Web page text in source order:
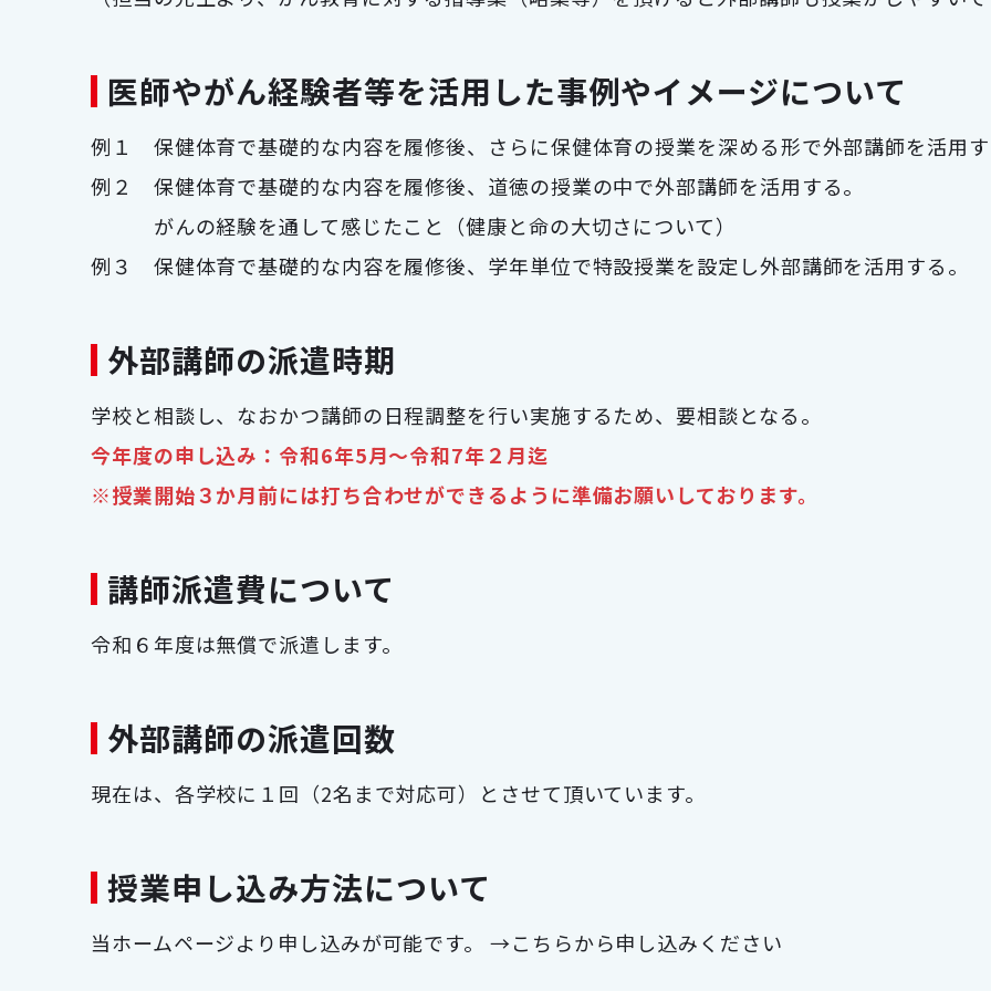
医師やがん経験者等を活用した事例やイメージについて
例１ 保健体育で基礎的な内容を履修後、さらに保健体育の授業を深める形で外部講師を活用
例２ 保健体育で基礎的な内容を履修後、道徳の授業の中で外部講師を活用する。
がんの経験を通して感じたこと（健康と命の大切さについて）
例３ 保健体育で基礎的な内容を履修後、学年単位で特設授業を設定し外部講師を活用する。
外部講師の派遣時期
学校と相談し、なおかつ講師の日程調整を行い実施するため、要相談となる。
今年度の申し込み：令和6年5月～令和7年２月迄
※授業開始３か月前には打ち合わせができるように準備お願いしております。
講師派遣費について
令和６年度は無償で派遣します。
外部講師の派遣回数
現在は、各学校に１回（2名まで対応可）とさせて頂いています。
授業申し込み方法について
当ホームページより申し込みが可能です。 →こちらから申し込みください